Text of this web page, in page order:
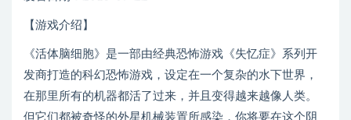
【游戏介绍】
《活体脑细胞》是一部由经典恐怖游戏《失忆症》系列开
发商打造的科幻恐怖游戏，设定在一个复杂的水下世界，
在那里所有的机器都活了过来，并且变得越来越像人类。
但它们都被奇怪的外星机械装置所感染，你将要在这个阴